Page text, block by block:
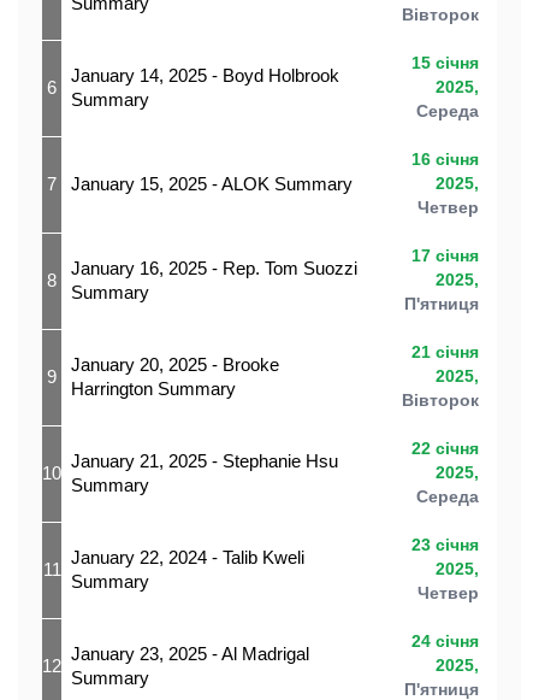
Вівторок
6
January 14, 2025 - Boyd Holbrook
Summary
15 січня
2025,
Середа
7 January 15, 2025 - ALOK Summary
16 січня
2025,
Четвер
8
January 16, 2025 - Rep. Tom Suozzi
Summary
17 січня
2025,
П'ятниця
9
January 20, 2025 - Brooke
Harrington Summary
21 січня
2025,
Вівторок
10
January 21, 2025 - Stephanie Hsu
Summary
22 січня
2025,
Середа
11
January 22, 2024 - Talib Kweli
Summary
23 січня
2025,
Четвер
12
January 23, 2025 - Al Madrigal
Summary
24 січня
2025,
П'ятниця